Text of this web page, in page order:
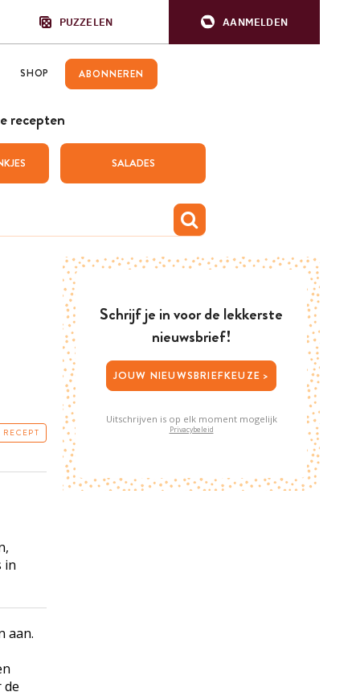
PUZZELEN AANMELDEN
SHOP ABONNEREN
recepten
SALADES
in
aan.
de
Schrijf je in voor de lekkerste
nieuwsbrief!
JOUW NIEUWSBRIEFKEUZE >
Uitschrijven is op elk moment mogelijk
Privacybeleid